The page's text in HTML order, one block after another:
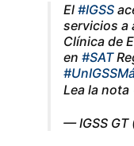
El #IGSS
servicios a
Clínica de
en #SAT
Lea la nota
— IGSS GT